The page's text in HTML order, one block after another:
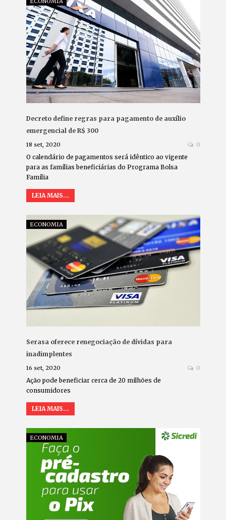
Decreto define regras para pagamento de auxílio
emergencial de R$ 300
18 set, 2020 0
O calendário de pagamentos será idêntico ao vigente
para as famílias beneficiárias do Programa Bolsa
Família
LEIA MAIS...
ECONOMIA
Serasa oferece renegociação de dívidas para
inadimplentes
16 set, 2020 0
Ação pode beneficiar cerca de 20 milhões de
consumidores
LEIA MAIS...
ECONOMIA